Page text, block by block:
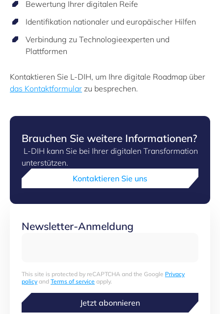
Bewertung Ihrer digitalen Reife
Identifikation nationaler und europäischer Hilfen
Verbindung zu Technologieexperten und
Plattformen
Kontaktieren Sie L-DIH, um Ihre digitale Roadmap über
das Kontaktformular zu besprechen.
Brauchen Sie weitere Informationen?
L-DIH kann Sie bei Ihrer digitalen Transformation
unterstützen.
Kontaktieren Sie uns
Newsletter-Anmeldung
This site is protected by reCAPTCHA and the Google Privacy
policyand Terms of service apply.
Jetzt abonnieren